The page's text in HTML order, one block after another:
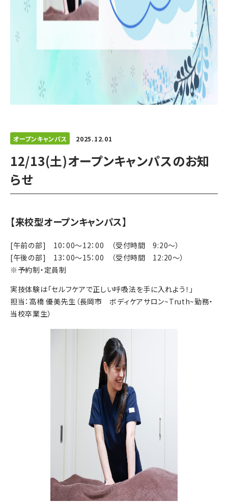
オープンキャンパス 2025.12.01
12/13(土)オープンキャンパスのお知
らせ
【来校型オープンキャンパス】
[午前の部] 10：00～12：00 （受付時間 9:20～）
[午後の部] 13：00～15：00 （受付時間 12:20～）
※予約制・定員制
実技体験は「セルフケアで正しい呼吸法を手に入れよう！」
担当：高橋 優美先生（長岡市 ボディケアサロン~Truth~勤務・
当校卒業生）